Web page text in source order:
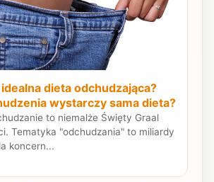
dieta odchudzająca?
wystarczy sama dieta?
to niemalże Święty Graal
Tematyka "odchudzania" to miliardy
koncern...